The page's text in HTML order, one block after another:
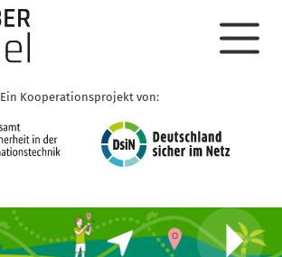
Ein Kooperationsprojekt von: